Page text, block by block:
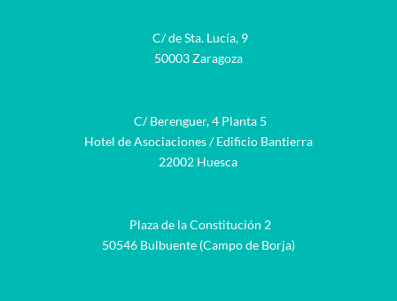
C/ de Sta. Lucía, 9
50003 Zaragoza
C/ Berenguer, 4 Planta 5
Hotel de Asociaciones / Edificio Bantierra
22002 Huesca
Plaza de la Constitución 2
50546 Bulbuente (Campo de Borja)